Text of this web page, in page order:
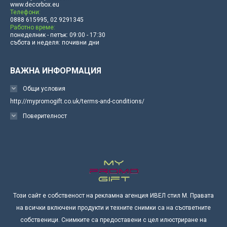
www.decorbox.eu
Телефони:
0888 615995, 02 9291345
Работно време:
понеделник - петък: 09:00 - 17:30
събота и неделя: почивни дни
ВАЖНА ИНФОРМАЦИЯ
Общи условия
http://mypromogift.co.uk/terms-and-conditions/
Поверителност
Този сайт е собственост на рекламна агенция ИВЕЛ стил М. Правата
на всички включени продукти и техните снимки са на съответните
собственици. Снимките са предоставени с цел илюстриране на